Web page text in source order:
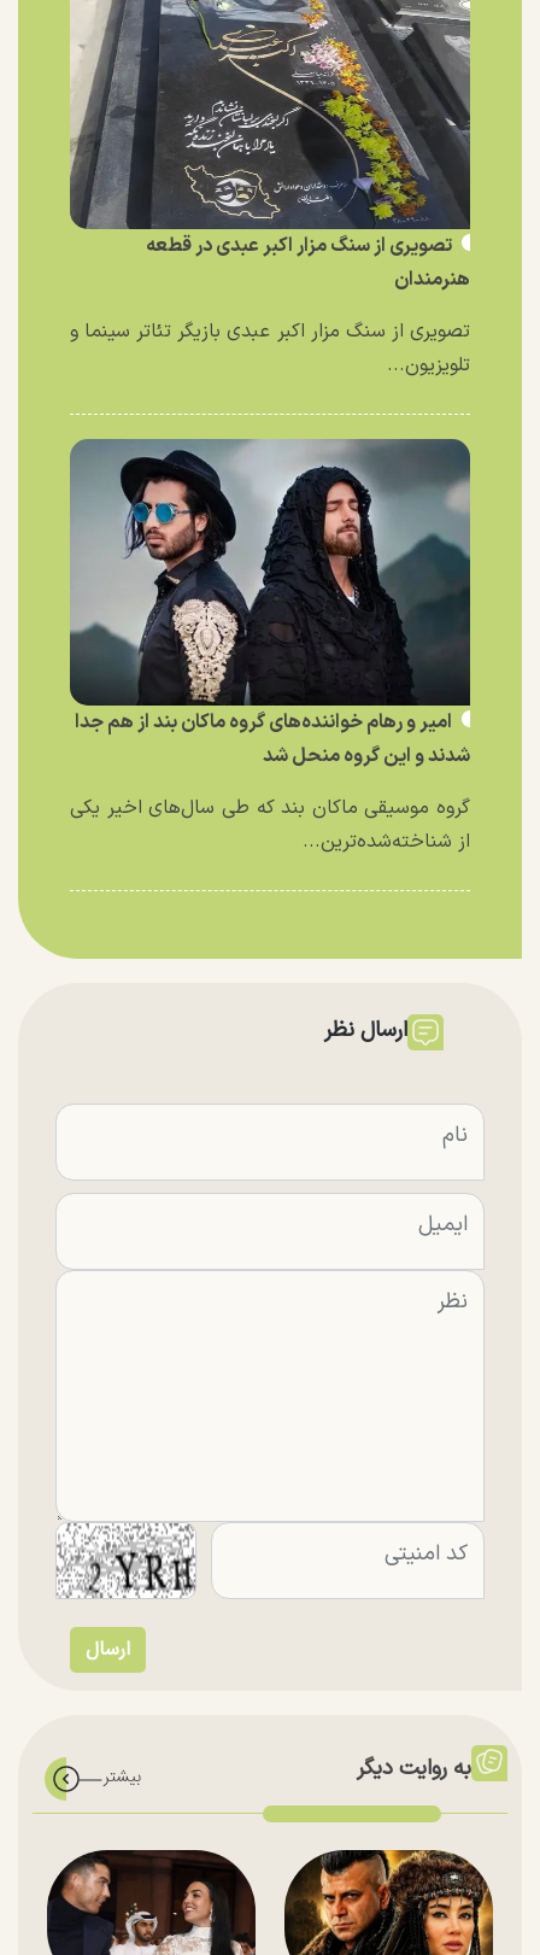
تصویری از سنگ مزار اکبر عبدی در قطعه
هنرمندان
تصویری از سنگ مزار اکبر عبدی بازیگر تئاتر سینما و
تلویزیون...
امیر و رهام خواننده‌های گروه ماکان بند از هم جدا
شدند و این گروه منحل شد
گروه موسیقی ماکان بند که طی سال‌های اخیر یکی
از شناخته‌شده‌ترین...
ارسال نظر
به روایت دیگر